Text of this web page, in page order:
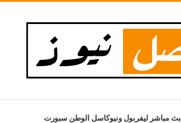
بث مباشر ليفربول ونيوكاسل الوطن سبورت